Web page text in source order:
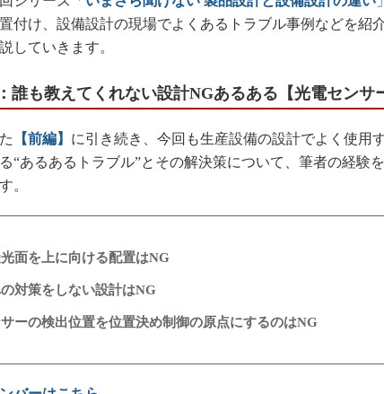
メイドインジャパン
海外生産
グローバル設計・開発
制御セキュリティ
付け、設備設計の現場でよくあるトラブル事例などを紹
していきます。
誰も教えてくれない設計NGあるある【光電センサ
【前編】 に引き続き、今回も生産設備の設計でよく使用
“あるあるトラブル”とその解決策について、筆者の経験
。
面を上に向ける配置はNG
対策をしない設計はNG
ーの検出位置を位置決め制御の原点にするのはNG